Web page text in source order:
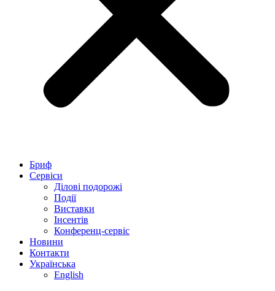
Бриф
Сервіси
Ділові подорожі
Події
Виставки
Інсентів
Конференц-сервіс
Новини
Контакти
Українська
English